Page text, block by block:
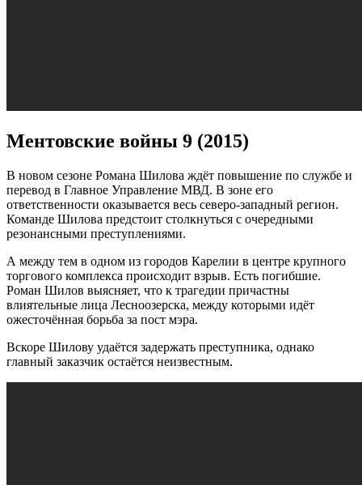
Ментовские войны 9 (2015)
В новом сезоне Романа Шилова ждёт повышение по службе и
перевод в Главное Управление МВД. В зоне его
ответственности оказывается весь северо-западный регион.
Команде Шилова предстоит столкнуться с очередными
резонансными преступлениями.
А между тем в одном из городов Карелии в центре крупного
торгового комплекса происходит взрыв. Есть погибшие.
Роман Шилов выясняет, что к трагедии причастны
влиятельные лица Лесноозерска, между которыми идёт
ожесточённая борьба за пост мэра.
Вскоре Шилову удаётся задержать преступника, однако
главный заказчик остаётся неизвестным.